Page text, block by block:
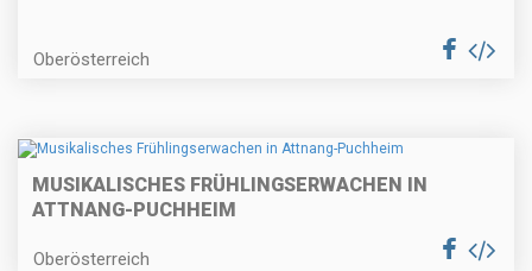
Oberösterreich
MUSIKALISCHES FRÜHLINGSERWACHEN IN
ATTNANG-PUCHHEIM
Oberösterreich